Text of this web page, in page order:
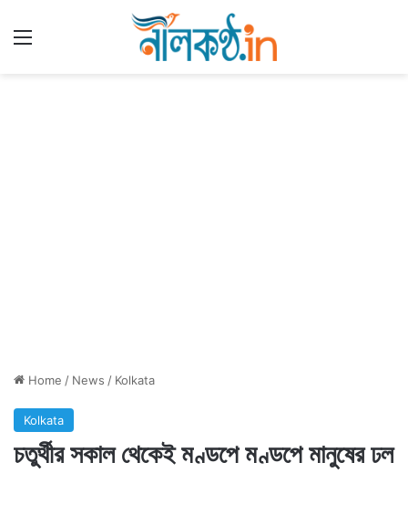
Home / News / Kolkata
Kolkata
চতুর্থীর সকাল থেকেই মণ্ডপে মণ্ডপে মানুষের ঢল